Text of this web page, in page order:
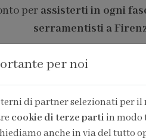
per assisterti in ogni
serramentisti a
per noi
di partner selezionati per
cookie di terze partiin modo
anche in via del tutto